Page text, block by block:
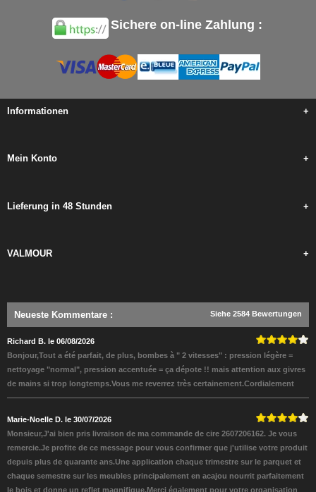
Sichere on-line Zahlung :
Informationen +
Mein Konto +
Lieferung in 48 Stunden +
VALMOUR +
Neueste Kommentare : Siehe 2584 Bewertungen
Richard B. le 06/08/2026
Bonjour,Tout a été parfait, de plus, bombes à " 2 vitesses" : pression légère =
nettoyage "normal", pression accentuée = ça dépote !! mais attention aux givres
de mains si trop longtemps.Vous me reverrez très certainement.Cordialement
Marie-Noelle D. le 30/07/2026
Monsieur,J'ai bien pris livraison de ma commande de cire 2607206162. Je vous
remercie.Je profite de ce message pour vous confirmer que j'utilise votre produit
depuis plus de quarante ans.Une application chaque trimestre sur le parquet et
chaque semestre sur les meubles principalement en acajou nourrit parfaitement
le bois et donne un reflet magnifique.Merci également pour votre organisation